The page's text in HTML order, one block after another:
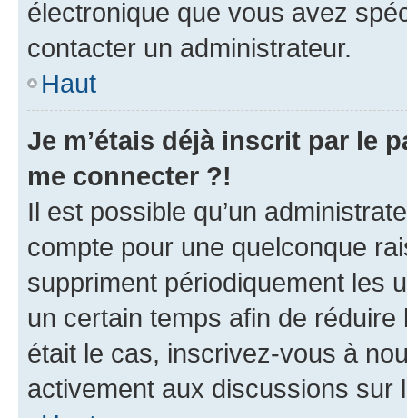
électronique que vous avez
contacter un administrateur.
Haut
Je m’étais déjà inscrit par le
me connecter ?!
Il est possible qu’un
compte pour une quelconque
suppriment périodiquement les
un certain temps afin de
était le cas, inscrivez-vous à
activement aux discussions sur